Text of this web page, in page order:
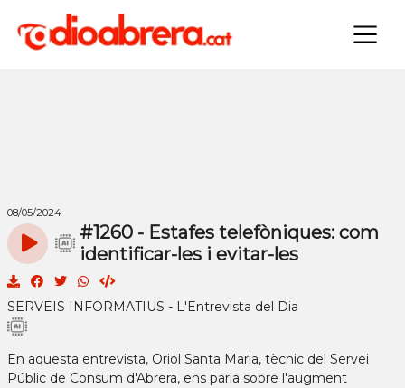
×
08/05/2024
#1260 - Estafes telefòniques: com
identificar-les i evitar-les
SERVEIS INFORMATIUS - L'Entrevista del Dia
En aquesta entrevista, Oriol Santa Maria, tècnic del Servei
Públic de Consum d'Abrera, ens parla sobre l'augment